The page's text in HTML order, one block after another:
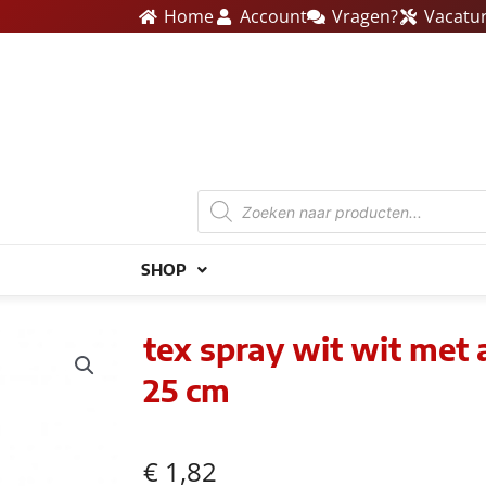
Home Account Vragen?
Producten
zoeken
SHOP
tex spray wit wit met
25 cm
€ 1,82